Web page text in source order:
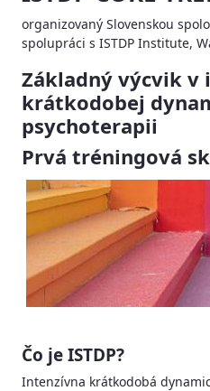
organizovaný Slovenskou
spolupráci s ISTDP Institute,
Základný výcvik v
krátkodobej
psychoterapii
Prvá tréningová
Čo je ISTDP?
Intenzívna krátkodobá